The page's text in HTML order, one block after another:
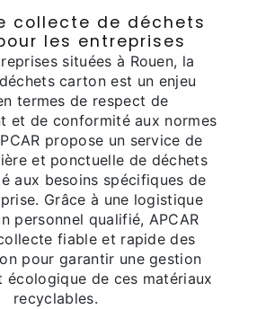
collecte de déchets
les entreprises
situées à Rouen, la
carton est un enjeu
termes de respect de
et de conformité aux normes
propose un service de
et ponctuelle de déchets
aux besoins spécifiques de
Grâce à une logistique
personnel qualifié, APCAR
fiable et rapide des
pour garantir une gestion
écologique de ces matériaux
recyclables.